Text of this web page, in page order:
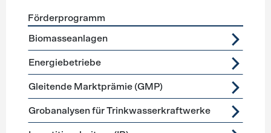
Förderprogramme
Förderprogramm
Biomasseanlagen
Energiebetriebe
Gleitende Marktprämie (GMP)
Grobanalysen für Trinkwasserkraftwerke